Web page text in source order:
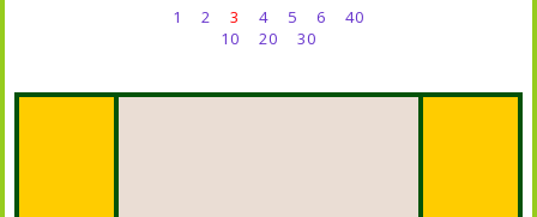
1 2 3 4 5 6
40
10
20 30